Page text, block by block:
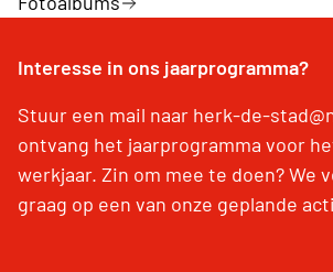
Interesse in ons jaarprogramma?
Stuur een mail naar herk-de-
ontvang het jaarprogramma voor
werkjaar. Zin om mee te doen? We
graag op een van onze geplande